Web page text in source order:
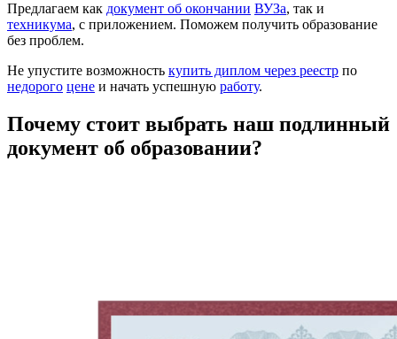
Предлагаем как документ об окончании ВУЗа, так и
техникума, с приложением. Поможем получить образование
без проблем.
Не упустите возможность купить диплом через реестр по
недорого цене и начать успешную работу.
Почему стоит выбрать наш подлинный
документ об образовании?